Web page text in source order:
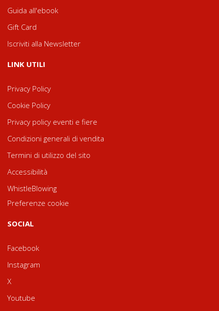
Guida all'ebook
Gift Card
Iscriviti alla Newsletter
LINK UTILI
Privacy Policy
Cookie Policy
Privacy policy eventi e fiere
Condizioni generali di vendita
Termini di utilizzo del sito
Accessibilità
WhistleBlowing
Preferenze cookie
SOCIAL
Facebook
Instagram
X
Youtube